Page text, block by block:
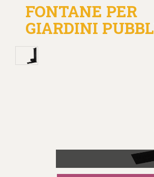
FONTANE PER
GIARDINI